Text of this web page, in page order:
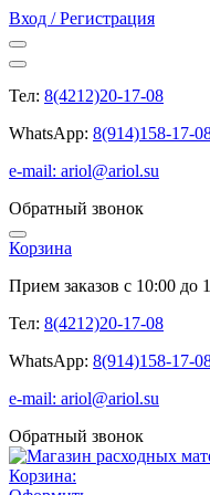
Вход / Регистрация
Тел: 8(4212)20-17-08
WhatsApp: 8(914)158-17-
e-mail: ariol@ariol.su
Обратный звонок
Корзина
Прием заказов с 10:00
Тел: 8(4212)20-17-08
WhatsApp: 8(914)158-17-
e-mail: ariol@ariol.su
Обратный звонок
Корзина: